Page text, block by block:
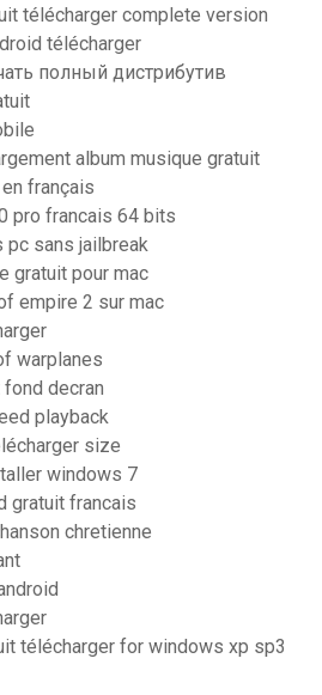
télécharger complete version
télécharger
полный дистрибутив
album musique gratuit
français
pro francais 64 bits
pc sans jailbreak
gratuit pour mac
empire 2 sur mac
warplanes
decran
playback
size
windows 7
gratuit francais
chretienne
télécharger for windows xp sp3